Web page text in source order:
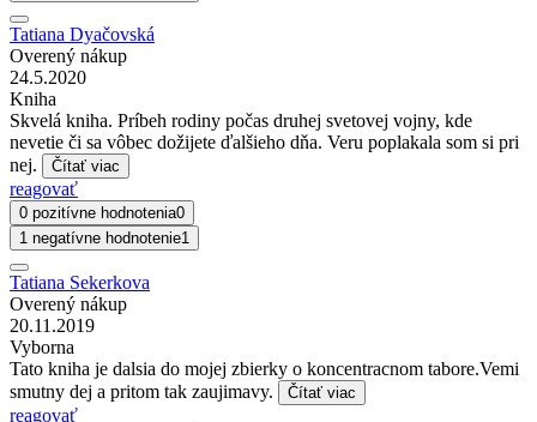
Tatiana Dyačovská
Overený nákup
24.5.2020
Kniha
Skvelá kniha. Príbeh rodiny počas druhej svetovej vojny, kde
nevetie či sa vôbec dožijete ďalšieho dňa. Veru poplakala som si pri
nej.
Čítať viac
reagovať
0 pozitívne hodnotenia0
1 negatívne hodnotenie1
Tatiana Sekerkova
Overený nákup
20.11.2019
Vyborna
Tato kniha je dalsia do mojej zbierky o koncentracnom tabore.Vemi
smutny dej a pritom tak zaujimavy.
Čítať viac
reagovať